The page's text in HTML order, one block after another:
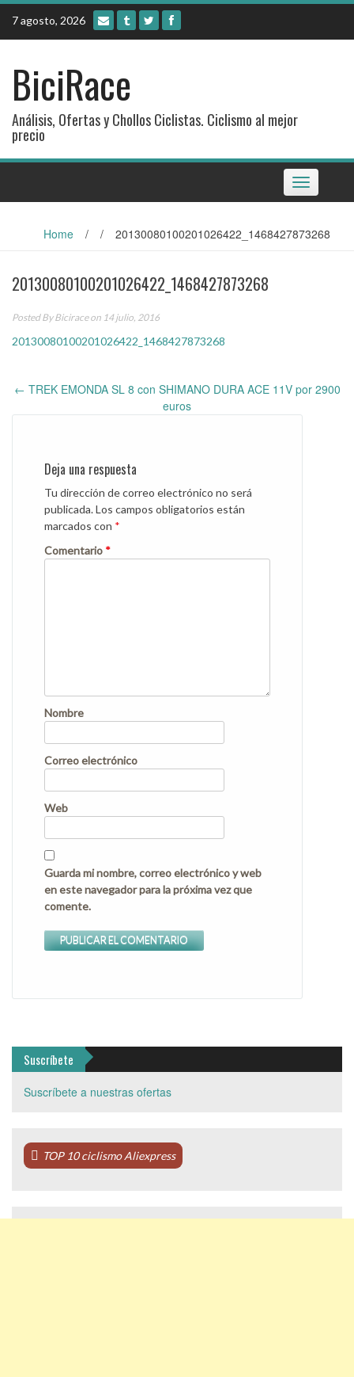
Skip
content
7 agosto, 2026
BiciRace
Análisis, Ofertas y Chollos Ciclistas. Ciclismo al mejor
precio
Toggle
navigation
Home / / 20130080100201026422_1468427873268
20130080100201026422_1468427873268
Posted ByBiciraceon 14 julio, 2016
20130080100201026422_1468427873268
navigation
← TREK EMONDA SL 8 con SHIMANO DURA ACE 11V por 2900
euros
Deja una respuesta
Tu dirección de correo electrónico no será
publicada.Los campos obligatorios están
marcados con *
Comentario *
Nombre
Correo electrónico
Web
Guarda mi nombre, correo electrónico y web
en este navegador para la próxima vez que
comente.
Suscríbete
Suscríbete a nuestras ofertas
TOP 10 ciclismo Aliexpress